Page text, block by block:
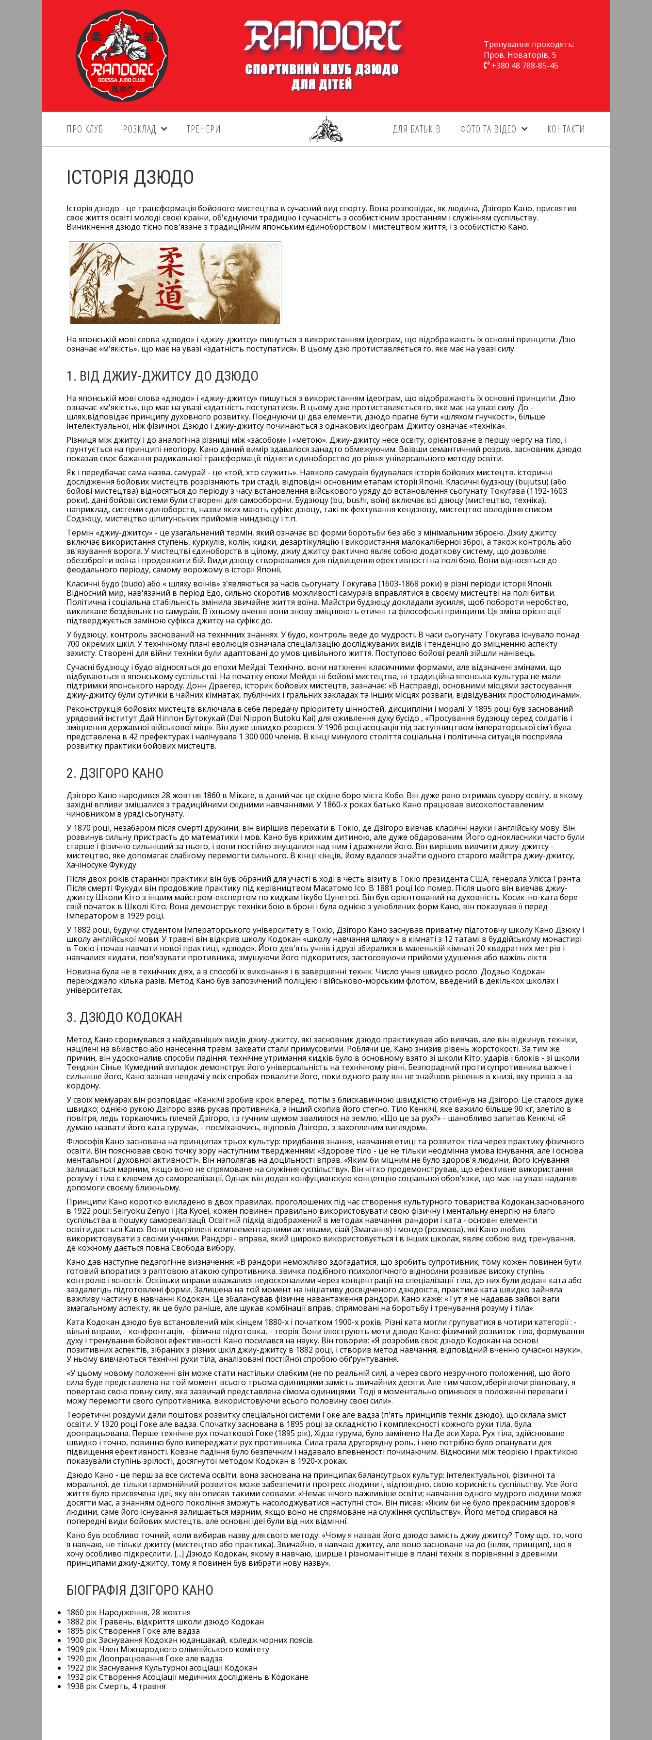
Тренування проходять:
Пров. Новаторів, 5
+380 48 788-85-45
ПРО КЛУБ РОЗКЛАД ТРЕНЕРИ ДЛЯ БАТЬКІВ ФОТО ТА ВІДЕО КОНТАКТИ
ІСТОРІЯ ДЗЮДО
Історія дзюдо - це трансформація бойового мистецтва в сучасний вид спорту. Вона розповідає, як людина, Дзігоро Кано, присвятив
своє життя освіті молоді своєї країни, об'єднуючи традицію і сучасність з особистісним зростанням і служінням суспільству.
Виникнення дзюдо тісно пов'язане з традиційним японським єдиноборством і мистецтвом життя, і з особистістю Кано.
На японській мові слова «дзюдо» і «джиу-джитсу» пишуться з використанням ідеограм, що відображають їх основні принципи. Дзю
означає «м'якість», що має на увазі «здатність поступатися». В цьому дзю протиставляється го, яке має на увазі силу.
1. ВІД ДЖИУ-ДЖИТСУ ДО ДЗЮДО
На японській мові слова «дзюдо» і «джиу-джитсу» пишуться з використанням ідеограм, що відображають їх основні принципи. Дзю
означає «м'якість», що має на увазі «здатність поступатися». В цьому дзю протиставляється го, яке має на увазі силу. До -
шлях,відповідає принципу духовного розвитку. Поєднуючи ці два елементи, дзюдо прагне бути «шляхом гнучкості», більше
інтелектуальної, ніж фізичної. Дзюдо і джиу-джитсу починаються з однакових ідеограм. Джитсу означає «техніка».
Різниця між джитсу і до аналогічна різниці між «засобом» і «метою». Джиу-джитсу несе освіту, орієнтоване в першу чергу на тіло, і
грунтується на принципі неопору. Кано даний вимір здавалося занадто обмежуючим. Ввівши семантичний розрив, засновник дзюдо
показав своє бажання радикальної трансформації: підняти єдиноборство до рівня універсального методу освіти.
Як і передбачає сама назва, самурай - це «той, хто служить». Навколо самураїв будувалася історія бойових мистецтв. історичні
дослідження бойових мистецтв розрізняють три стадії, відповідні основним етапам історії Японії. Класичні будзюцу (bujutsu) (або
бойові мистецтва) відносяться до періоду з часу встановлення військового уряду до встановлення сьогунату Токугава (1192-1603
роки). дані бойові системи були створені для самооборони. Будзюцу (bu, bushi, воїн) включає всі дзюцу (мистецтво, техніка),
наприклад, системи єдиноборств, назви яких мають суфікс дзюцу, такі як фехтування кендзюцу, мистецтво володіння списом
Содзюцу, мистецтво шпигунських прийомів ниндзюцу і т.п.
Термін «джиу-джитсу» - це узагальнений термін, який означає всі форми боротьби без або з мінімальним зброєю. Джиу джитсу
включає використання ступень, куркулів, колін, кидки, дезартікуляцію і використання малокаліберної зброї, а також контроль або
зв'язування ворога. У мистецтві єдиноборств в цілому, джиу джитсу фактично являє собою додаткову систему, що дозволяє
обеззброїти воїна і продовжити бій. Види дзюцу створювалися для підвищення ефективності на полі бою. Вони відносяться до
феодального періоду, самому ворожому в історії Японії.
Класичні будо (budo) або « шляху воїнів» з'являються за часів сьогунату Токугава (1603-1868 роки) в різні періоди історії Японії.
Відносний мир, нав'язаний в період Едо, сильно скоротив можливості самураїв вправлятися в своєму мистецтві на полі битви.
Політична і соціальна стабільність змінила звичайне життя воїна. Майстри будзюцу докладали зусилля, щоб побороти неробство,
викликане бездіяльністю самураїв. В їхньому вченні вони знову зміцнюють етичні та філософські принципи. Ця зміна орієнтації
підтверджується заміною суфікса джитсу на суфікс до.
У будзюцу, контроль заснований на технічних знаннях. У будо, контроль веде до мудрості. В часи сьогунату Токугава існувало понад
700 окремих шкіл. У технічному плані еволюція означала спеціалізацію досліджуваних видів і тенденцію до зміцненню аспекту
захисту. Створені для війни техніки були адаптовані до умов цивільного життя. Поступово бойові реалії зійшли нанівець.
Сучасні будзюцу і будо відносяться до епохи Мейдзі. Технічно, вони натхненні класичними формами, але відзначені змінами, що
відбуваються в японському суспільстві. На початку епохи Мейдзі ні бойові мистецтва, ні традиційна японська культура не мали
підтримки японського народу. Донн Драегер, історик бойових мистецтв, зазначає: «В Насправді, основними місцями застосування
джиу-джитсу були сутички в чайних кімнатах, публічних і гральних закладах та інших місцях розваги, відвідуваних простолюдинами».
Реконструкція бойових мистецтв включала в себе передачу пріоритету цінностей, дисципліни і моралі. У 1895 році був заснований
урядовий інститут Дай Ніппон Бутокукай (Dai Nippon Butoku Kai) для оживлення духу бусідо , «Просування будзюцу серед солдатів і
зміцнення державної військової міці». Він дуже швидко розрісся. У 1906 році асоціація під заступництвом імператорської сім'ї була
представлена в 42 префектурах і налічувала 1 300 000 членів. В кінці минулого століття соціальна і політична ситуація посприяла
розвитку практики бойових мистецтв.
2. ДЗІГОРО КАНО
Дзігоро Кано народився 28 жовтня 1860 в Мікаге, в даний час це східне боро міста Кобе. Він дуже рано отримав сувору освіту, в якому
західні впливи змішалися з традиційними східними навчаннями. У 1860-х роках батько Кано працював високопоставленим
чиновником в уряді сьогунату.
У 1870 році, незабаром після смерті дружини, він вирішив переїхати в Токіо, де Дзігоро вивчав класичні науки і англійську мову. Він
розвинув сильну пристрасть до математики і мов. Кано був крихким дитиною, але дуже обдарованим. Його однокласники часто були
старше і фізично сильніший за нього, і вони постійно знущалися над ним і дражнили його. Він вирішив вивчити джиу-джитсу -
мистецтво, яке допомагає слабкому перемогти сильного. В кінці кінців, йому вдалося знайти одного старого майстра джиу-джитсу,
Хачіносуке Фукуду.
Після двох років старанної практики він був обраний для участі в ході в честь візиту в Токіо президента США, генерала Улісса Гранта.
Після смерті Фукуди він продовжив практику під керівництвом Масатомо Ісо. В 1881 році Ісо помер. Після цього він вивчав джиу-
джитсу Школи Кіто з іншим майстром-експертом по кидкам Іікубо Цунетосі. Він був орієнтований на духовність. Косик-но-ката бере
свій початок в Школі Кіто. Вона демонструє техніки бою в броні і була однією з улюблених форм Кано, він показував її перед
Імператором в 1929 році.
У 1882 році, будучи студентом Імператорського університету в Токіо, Дзігоро Кано заснував приватну підготовчу школу Кано Дзюку і
школу англійської мови. У травні він відкрив школу Кодокан «школу навчання шляху » в кімнаті з 12 татамі в буддійському монастирі
в Токіо і почав навчати нової практиці, «дзюдо». Його дев'ять учнів і друзі збиралися в маленькій кімнаті 20 квадратних метрів і
навчалися кидати, пов'язувати противника, змушуючи його підкоритися, застосовуючи прийоми удушення або важіль ліктя.
Новизна була не в технічних діях, а в способі їх виконання і в завершенні технік. Число учнів швидко росло. Додзьо Кодокан
переїжджало кілька разів. Метод Кано був запозичений поліцією і військово-морським флотом, введений в декількох школах і
університетах.
3. ДЗЮДО КОДОКАН
Метод Кано сформувався з найдавніших видів джиу-джитсу, які засновник дзюдо практикував або вивчав, але він відкинув техніки,
націлені на вбивство або нанесення травм. захвати стали примусовими. Роблячи це, Кано знизив рівень жорстокості. За тим же
причин, він удосконалив способи падіння. технічне утримання кидків було в основному взято зі школи Кіто, ударів і блоків - зі школи
Тенджін Сінье. Кумедний випадок демонструє його універсальність на технічному рівні. Безпорадний проти супротивника важче і
сильніше його, Кано зазнав невдачі у всіх спробах повалити його, поки одного разу він не знайшов рішення в книзі, яку привіз з-за
кордону.
У своїх мемуарах він розповідає: «Кенкічі зробив крок вперед, потім з блискавичною швидкістю стрибнув на Дзігоро. Це сталося дуже
швидко; однією рукою Дзігоро взяв рукав противника, а інший схопив його стегно. Тіло Кенкічі, яке важило більше 90 кг, злетіло в
повітря, ледь торкаючись плечей Дзігоро, і з гучним шумом звалилося на землю. «Що це за рух?» - шанобливо запитав Кенкічі. «Я
думаю назвати його ката гурума», - посміхаючись, відповів Дзігоро, з захопленим виглядом».
Філософія Кано заснована на принципах трьох культур: придбання знання, навчання етиці та розвиток тіла через практику фізичного
освіти. Він пояснював свою точку зору наступним твердженням: «Здорове тіло - це не тільки неодмінна умова існування, але і основа
ментальної і духовної активності». Він наполягав на доцільності вправ. «Яким би міцним не було здоров'я людини, його існування
залишається марним, якщо воно не спрямоване на служіння суспільству». Він чітко продемонстрував, що ефективне використання
розуму і тіла є ключем до самореалізації. Однак він додав конфуцианскую концепцію соціальної обов'язки, що має на увазі надання
допомоги своєму ближньому.
Принципи Кано коротко викладено в двох правилах, проголошених під час створення культурного товариства Кодокан,заснованого
в 1922 році: Seiryoku Zenyo і Jita Kyoei, кожен повинен правильно використовувати свою фізичну і ментальну енергію на благо
суспільства в пошуку самореалізації. Освітній підхід відображений в методах навчання: рандори і ката - основні елементи
освіти,дається Кано. Вони підкріплені комплементарними активами, сіай (Змагання) і мондо (розмова), які Кано любив
використовувати з своїми учнями. Рандорі - вправа, який широко використовується і в інших школах, являє собою вид тренування,
де кожному дається повна Свобода вибору.
Кано дав наступне педагогічне визначення: «В рандори неможливо здогадатися, що зробить супротивник; тому кожен повинен бути
готовий впоратися з раптовою атакою супротивника. звичка подібного психологічного відносини розвиває високу ступінь
контролю і ясності». Оскільки вправи вважалися недосконалими через концентрації на спеціалізації тіла, до них були додані ката або
заздалегідь підготовлені форми. Залишена на той момент на ініціативу досвідченого дзюдоїста, практика ката швидко зайняла
важливу частину в навчанні Кодокан. Це збалансував фізичне навантаження рандори. Кано каже: «Тут я не надавав зайвої ваги
змагальному аспекту, як це було раніше, але шукав комбінації вправ, спрямовані на боротьбу і тренування розуму і тіла».
Ката Кодокан дзюдо був встановлений між кінцем 1880-х і початком 1900-х років. Різні ката могли групуватися в чотири категорії : -
вільні вправи, - конфронтація, - фізична підготовка, - теорія. Вони ілюструють мети дзюдо Кано: фізичний розвиток тіла, формування
духу і тренування бойової ефективності. Кано посилався на науку. Він говорив: «Я розробив своє дзюдо Кодокан на основі
позитивних аспектів, зібраних з різних шкіл джиу-джитсу в 1882 році, і створив метод навчання, відповідний вченню сучасної науки».
У ньому вивчаються технічні рухи тіла, аналізовані постійної спробою обґрунтування.
«У цьому новому положенні він може стати настільки слабким (не по реальній силі, а через свого незручного положення), що його
сила буде представлена на той момент всього трьома одиницями замість звичайних десяти. Але тим часом,зберігаючи рівновагу, я
повертаю свою повну силу, яка зазвичай представлена сімома одиницями. Тоді я моментально опиняюся в положенні переваги і
можу перемогти свого супротивника, використовуючи всього половину своєї сили».
Теоретичні роздуми дали поштовх розвитку спеціальної системи Гоке але вадза (п'ять принципів технік дзюдо), що склала зміст
освіти. У 1920 році Гоке але вадза. Спочатку заснована в 1895 році за складністю і комплексності кожного рухи тіла, була
доопрацьована. Перше технічне рух початкової Гоке (1895 рік), Хідза гурума, було замінено На Де аси Хара. Рух тіла, здійснюване
швидко і точно, повинно було випереджати рух противника. Сила грала другорядну роль, і нею потрібно було опанувати для
підвищення ефективності. Ковзне падіння було безпечним і надавало впевненості починаючим. Відносини між теорією і практикою
показували ступінь зрілості, досягнутої методом Кодокан в 1920-х роках.
Дзюдо Кано - це перш за все система освіти. вона заснована на принципах балансутрьох культур: інтелектуальної, фізичної та
моральної, де тільки гармонійний розвиток може забезпечити прогресс людини і, відповідно, свою корисність суспільству. Усе його
життя було присвячена ідеї, яку він описав такими словами: «Немає нічого важливіше освіти; навчання одного мудрого людини може
досягти мас, а знанням одного покоління зможуть насолоджуватися наступні сто». Він писав: «Яким би не було прекрасним здоров'я
людини, саме його існування залишається марним, якщо воно не спрямоване на служіння суспільству». Його метод спирався на
попередні види бойових мистецтв, але основні ідеї були від них відмінні.
Кано був особливо точний, коли вибирав назву для свого методу. «Чому я назвав його дзюдо замість джиу джитсу? Тому що, то, чого
я навчаю, не тільки джитсу (мистецтво або практика). Звичайно, я навчаю джитсу, але воно засноване на до (шлях, принцип), що я
хочу особливо підкреслити. [...] Дзюдо Кодокан, якому я навчаю, ширше і різноманітніше в плані технік в порівнянні з древніми
принципами джиу-джитсу, тому я повинен був вибрати нову назву».
БІОГРАФІЯ ДЗІГОРО КАНО
1860 рік Народження, 28 жовтня
1882 рік Травень, відкриття школи дзюдо Кодокан
1895 рік Створення Гоке але вадза
1900 рік Заснування Кодокан юданшакай, коледж чорних поясів
1909 рік Член Міжнародного олімпійського комітету
1920 рік Доопрацювання Гоке але вадза
1922 рік Заснування Культурної асоціації Кодокан
1932 рік Створення Асоціації медичних досліджень в Кодокане
1938 рік Смерть, 4 травня